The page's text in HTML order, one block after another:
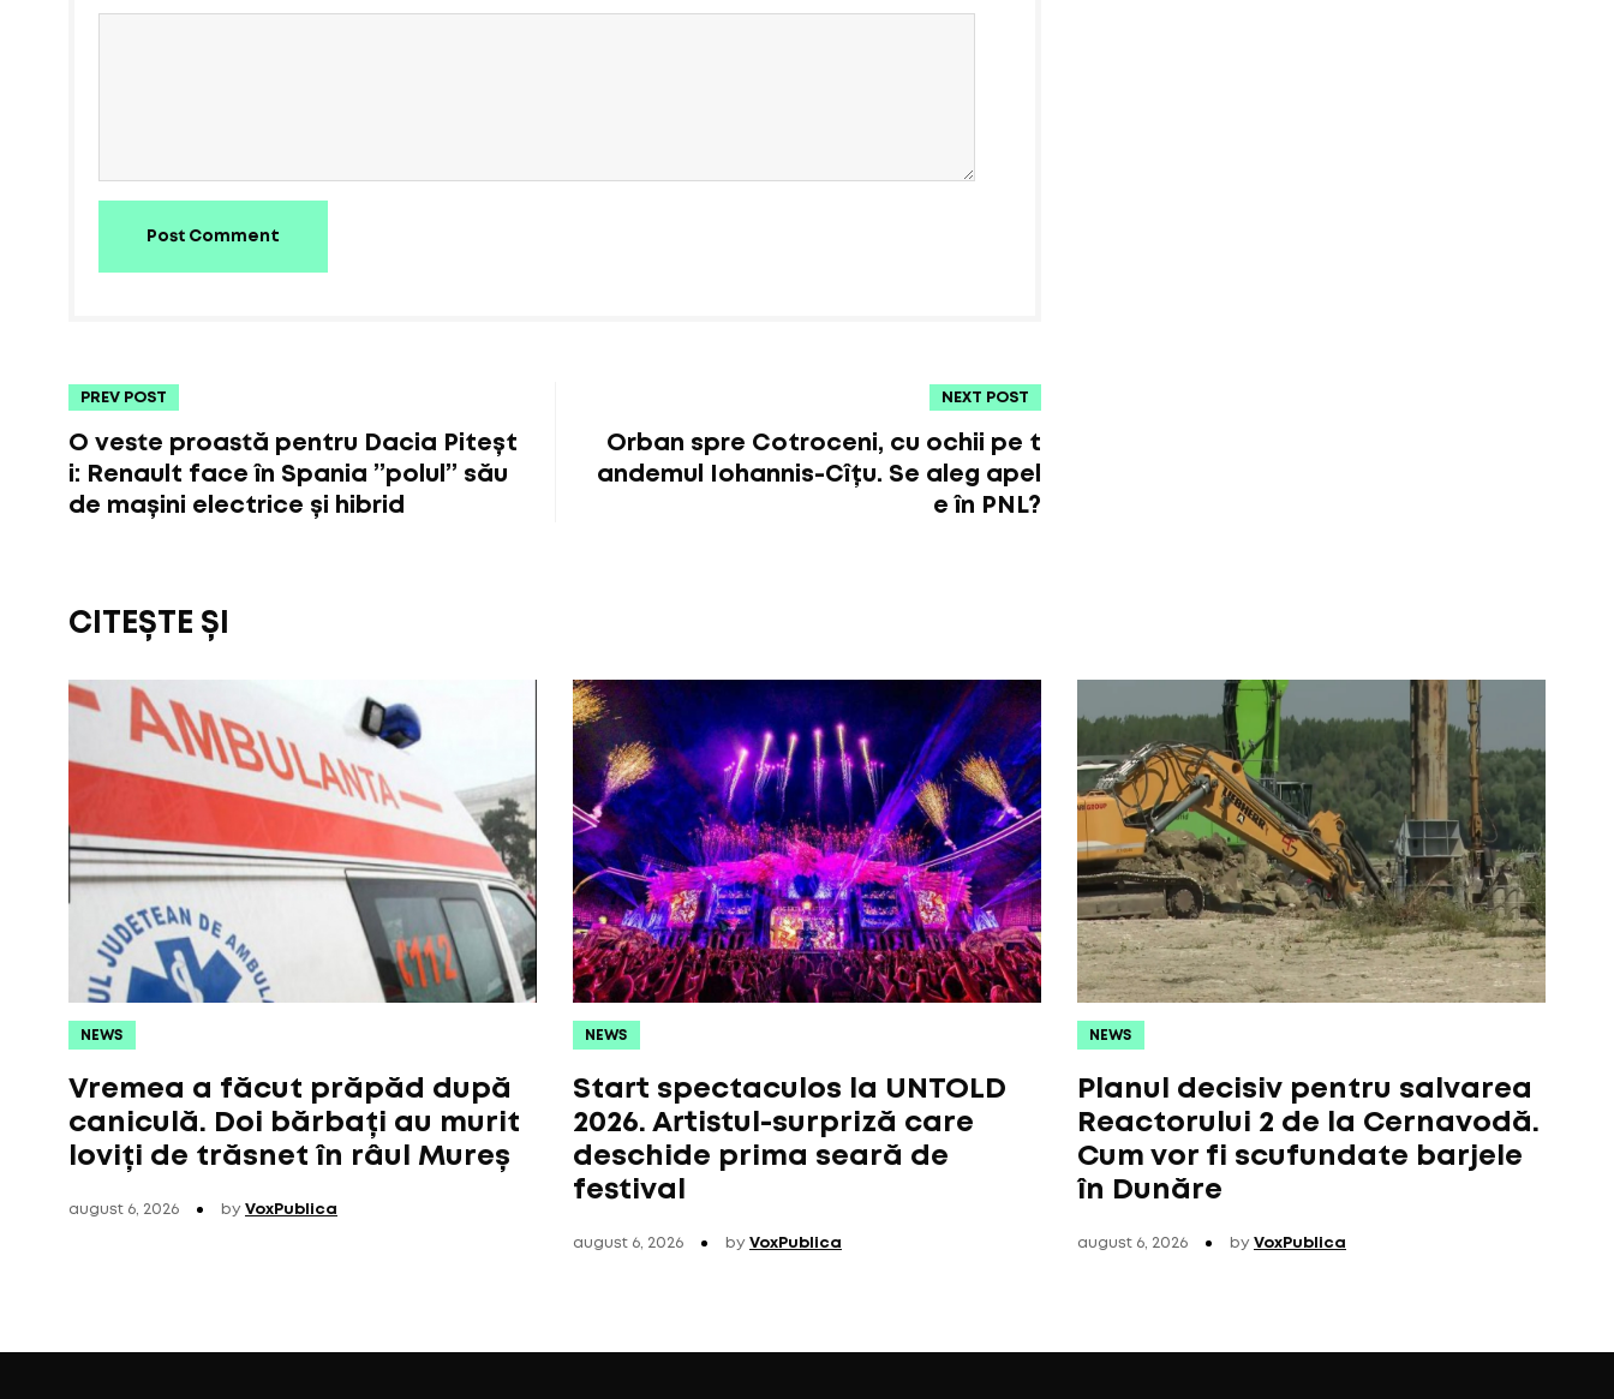
Post Comment
PREV POST
O veste proastă pentru Dacia Piteșt
i: Renault face în Spania ”polul” său
de mașini electrice și hibrid
NEXT POST
Orban spre Cotroceni, cu ochii pe t
andemul Iohannis-Cîțu. Se aleg apel
e în PNL?
CITEȘTE ȘI
NEWS
Vremea a făcut prăpăd după
caniculă. Doi bărbați au murit
loviți de trăsnet în râul Mureș
august 6, 2026 by VoxPublica
NEWS
Start spectaculos la UNTOLD
2026. Artistul-surpriză care
deschide prima seară de
festival
august 6, 2026 by VoxPublica
NEWS
Planul decisiv pentru salvarea
Reactorului 2 de la Cernavodă.
Cum vor fi scufundate barjele
în Dunăre
august 6, 2026 by VoxPublica